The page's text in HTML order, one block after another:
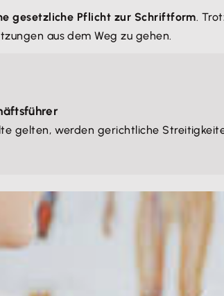
gesetzliche Pflicht zur Schriftform.
aus dem Weg zu gehen.
gelten, werden gerichtliche